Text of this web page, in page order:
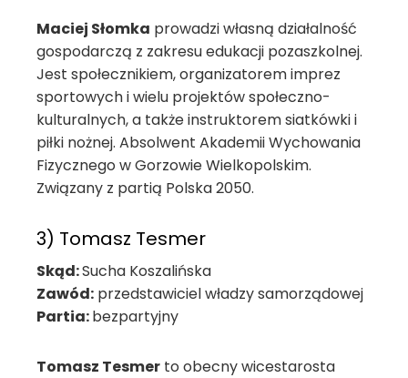
Maciej Słomka prowadzi własną działalność
gospodarczą z zakresu edukacji pozaszkolnej.
Jest społecznikiem, organizatorem imprez
sportowych i wielu projektów społeczno-
kulturalnych, a także instruktorem siatkówki i
piłki nożnej. Absolwent Akademii Wychowania
Fizycznego w Gorzowie Wielkopolskim.
Związany z partią Polska 2050.
3) Tomasz Tesmer
Skąd:Sucha Koszalińska
Zawód: przedstawiciel władzy samorządowej
Partia:bezpartyjny
Tomasz Tesmer to obecny wicestarosta